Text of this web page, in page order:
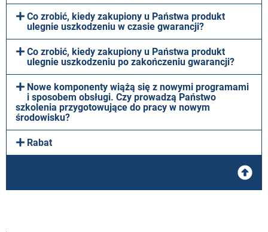
Co zrobić, kiedy zakupiony u Państwa produkt
ulegnie uszkodzeniu w czasie gwarancji?
Co zrobić, kiedy zakupiony u Państwa produkt
ulegnie uszkodzeniu po zakończeniu gwarancji?
Nowe komponenty wiążą się z nowymi programami
i sposobem obsługi. Czy prowadzą Państwo
szkolenia przygotowujące do pracy w nowym
środowisku?
Rabat